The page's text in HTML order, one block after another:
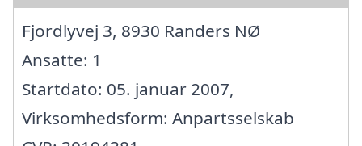
Fjordlyvej 3, 8930 Randers NØ
Ansatte: 1
Startdato: 05. januar 2007,
Virksomhedsform: Anpartsselskab